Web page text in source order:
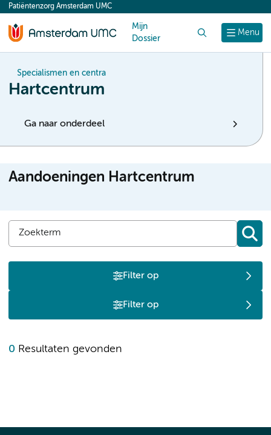
content
Menu
Patiëntenzorg Amsterdam UMC
Mijn
Dossier
Specialismen en centra
Hartcentrum
Ga naar onderdeel
Aandoeningen Hartcentrum
Filter op
Filter op
0 Resultaten gevonden